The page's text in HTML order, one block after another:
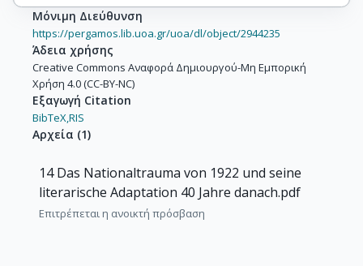
Μόνιμη Διεύθυνση
https://pergamos.lib.uoa.gr/uoa/dl/object/2944235
Άδεια χρήσης
Creative Commons Αναφορά Δημιουργού-Μη Εμπορική
Χρήση 4.0 (CC-BY-NC)
Εξαγωγή Citation
BibTeX,RIS
Αρχεία (1)
14 Das Nationaltrauma von 1922 und seine
literarische Adaptation 40 Jahre danach.pdf
Επιτρέπεται η ανοικτή πρόσβαση